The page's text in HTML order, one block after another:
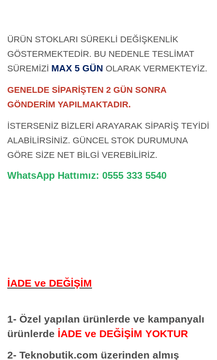
ÜRÜN STOKLARI SÜREKLİ DEĞİŞKENLİK
GÖSTERMEKTEDİR. BU NEDENLE TESLİMAT
SÜREMİZİ MAX 5 GÜN OLARAK VERMEKTEYİZ.
GENELDE SİPARİŞTEN 2 GÜN SONRA
GÖNDERİM YAPILMAKTADIR.
İSTERSENİZ BİZLERİ ARAYARAK SİPARİŞ TEYİDİ
ALABİLİRSİNİZ. GÜNCEL STOK DURUMUNA
GÖRE SİZE NET BİLGİ VEREBİLİRİZ.
WhatsApp Hattımız: 0555 333 5540
İADE ve DEĞİŞİM
1- Özel yapılan ürünlerde ve kampanyalı
ürünlerde İADE ve DEĞİŞİM YOKTUR
2- Teknobutik.com üzerinden almış